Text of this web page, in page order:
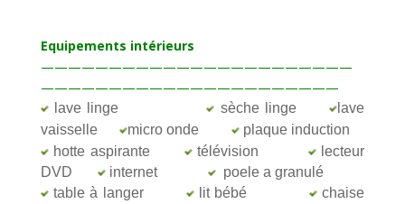
Equipements intérieurs
———————————————————————
——————————————————————
lave linge sèche linge
lave
vaisselle
micro onde
plaque induction
hotte aspirante
télévision
lecteur
DVD
internet
poele a granulé
table à langer
lit bébé
chaise